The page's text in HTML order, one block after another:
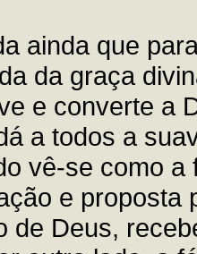
ainda que
da graça
e converte a
a todos a
vê-se como
e proposta
de Deus,